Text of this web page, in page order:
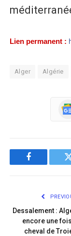
Lien permanent :
Alger Algérie
Facebook
Dessalement :
encore une
cheval de